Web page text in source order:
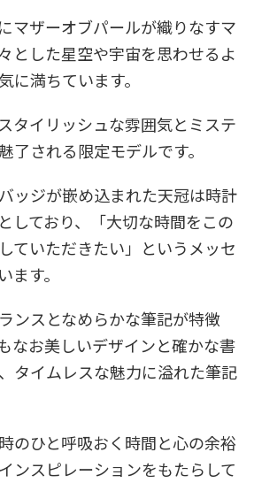
マザーオブパールが織りなすマ
とした星空や宇宙を思わせるよ
に満ちています。
タイリッシュな雰囲気とミステ
了される限定モデルです。
ッジが嵌め込まれた天冠は時計
しており、「大切な時間をこの
ていただきたい」というメッセ
ます。
ンスとなめらかな筆記が特徴
なお美しいデザインと確かな書
タイムレスな魅力に溢れた筆記
のひと呼吸おく時間と心の余裕
ンスピレーションをもたらして